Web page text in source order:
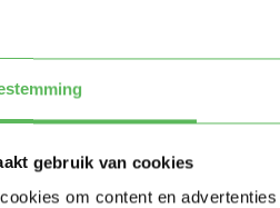
gebruik van cookies
om content en